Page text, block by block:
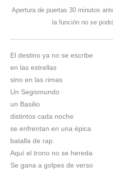
Apertura de puertas 30 minutos
la función no se
El destino ya no se escribe
en las estrellas
sino en las rimas
Un Segismundo
un Basilio
distintos cada noche
se enfrentan en una épica
batalla de rap.
Aquí el trono no se hereda
Se gana a golpes de verso